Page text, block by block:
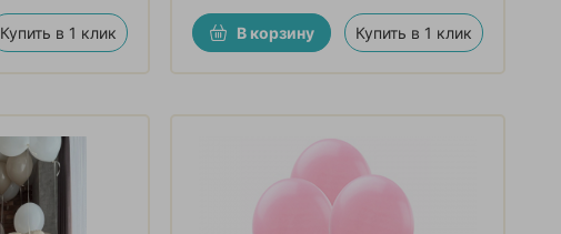
Купить в 1 клик В корзину Купить в 1 клик